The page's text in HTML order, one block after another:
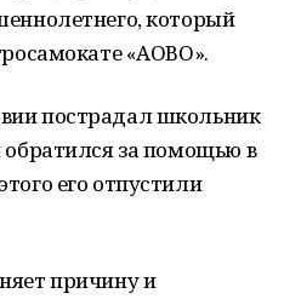
который
«АОВО».
пострадал школьник
за помощью в
его отпустили
причину и